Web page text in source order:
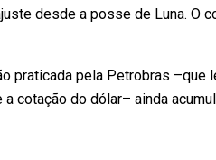
desde a posse de Luna. O
praticada pela Petrobras
cotação do dólar– ainda